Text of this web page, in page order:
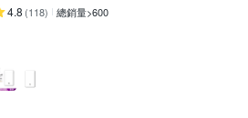
4.8 (118) 總銷量>600